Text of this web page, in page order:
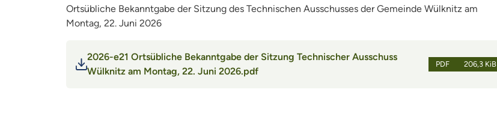
Ortsübliche Bekanntgabe der Sitzung des Technischen Ausschusses der Gemeinde Wülknitz am
Montag, 22. Juni 2026
2026-e21 Ortsübliche Bekanntgabe der Sitzung Technischer Ausschuss
Wülknitz am Montag, 22. Juni 2026.pdf
PDF 206,3 KiB